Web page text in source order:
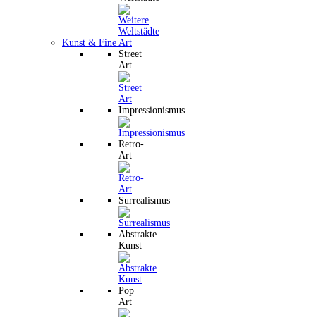
Kunst & Fine Art
Street
Art
Impressionismus
Retro-
Art
Surrealismus
Abstrakte
Kunst
Pop
Art